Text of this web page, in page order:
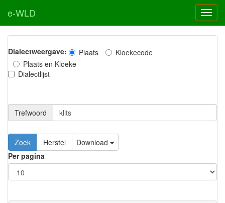
e-WLD
Dialectweergave: Plaats
Kloekecode
Plaats en Kloeke
Dialectlijst
Trefwoord
Download
Per pagina